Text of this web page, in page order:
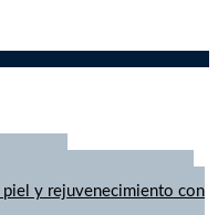
piel y rejuvenecimiento con